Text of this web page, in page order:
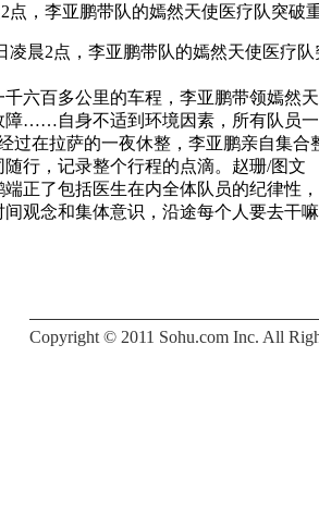
点，李亚鹏带队的嫣然天使医疗队突
凌晨2点，李亚鹏带队的嫣然天使医疗
六百多公里的车程，李亚鹏带领嫣然
障……自身不适到环境因素，所有队员
过在拉萨的一夜休整，李亚鹏亲自集
随行，记录整个行程的点滴。赵珊/图文
端正了包括医生在内全体队员的纪律性
间观念和集体意识，沿途每个人要去干
Copyright © 2011 Sohu.com Inc. All